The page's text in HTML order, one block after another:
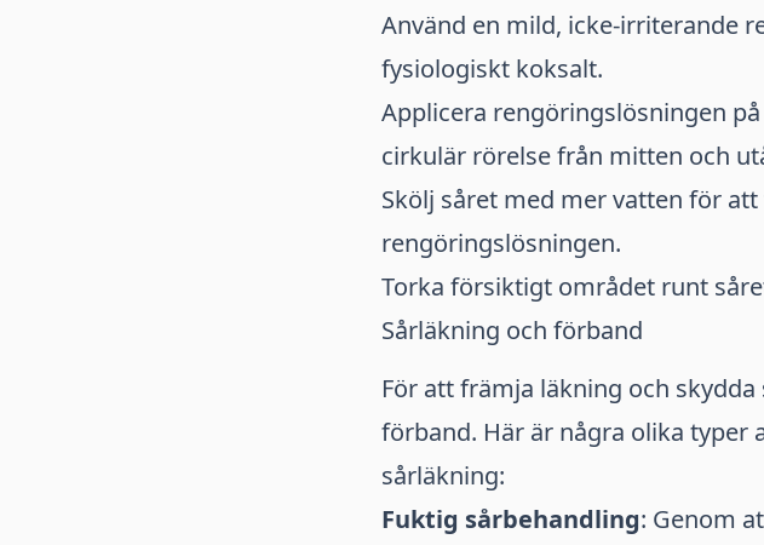
Använd en mild, icke-irriterande
fysiologiskt koksalt.
Applicera rengöringslösningen
cirkulär rörelse från mitten och
Skölj såret med mer vatten för
rengöringslösningen.
Torka försiktigt området runt
Sårläkning och förband
För att främja läkning och
förband. Här är några olika typer
sårläkning:
Fuktig sårbehandling: Genom